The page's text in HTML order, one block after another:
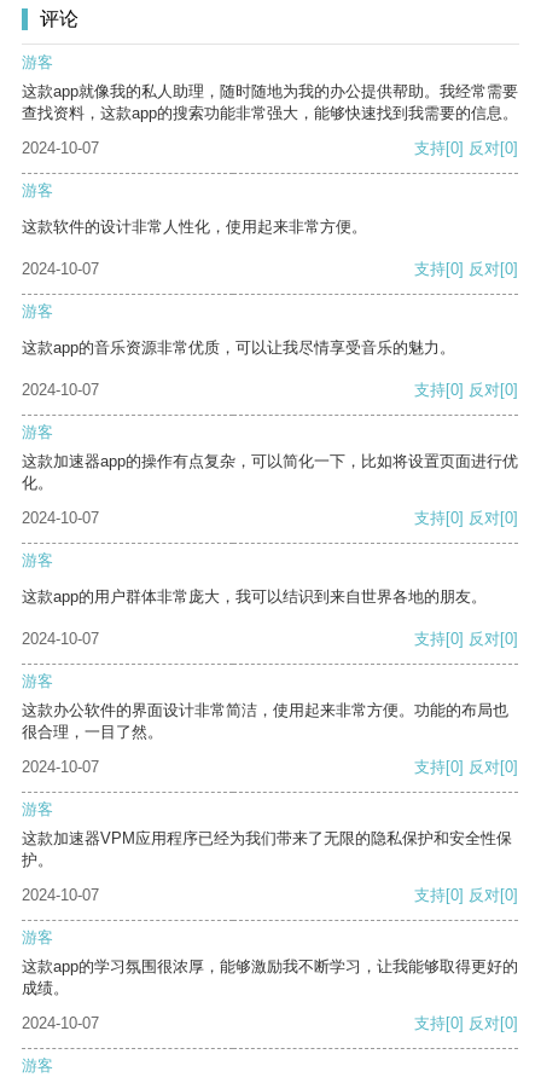
评论
游客
这款app就像我的私人助理，随时随地为我的办公提供帮助。我经常需要
查找资料，这款app的搜索功能非常强大，能够快速找到我需要的信息。
2024-10-07
支持[0] 反对[0]
游客
这款软件的设计非常人性化，使用起来非常方便。
2024-10-07 支持[0] 反对[0]
游客
这款app的音乐资源非常优质，可以让我尽情享受音乐的魅力。
2024-10-07 支持[0] 反对[0]
游客
这款加速器app的操作有点复杂，可以简化一下，比如将设置页面进行优
化。
2024-10-07
支持[0] 反对[0]
游客
这款app的用户群体非常庞大，我可以结识到来自世界各地的朋友。
2024-10-07 支持[0] 反对[0]
游客
这款办公软件的界面设计非常简洁，使用起来非常方便。功能的布局也
很合理，一目了然。
2024-10-07
支持[0] 反对[0]
游客
这款加速器VPM应用程序已经为我们带来了无限的隐私保护和安全性保
护。
2024-10-07
支持[0] 反对[0]
游客
这款app的学习氛围很浓厚，能够激励我不断学习，让我能够取得更好的
成绩。
2024-10-07
支持[0] 反对[0]
游客